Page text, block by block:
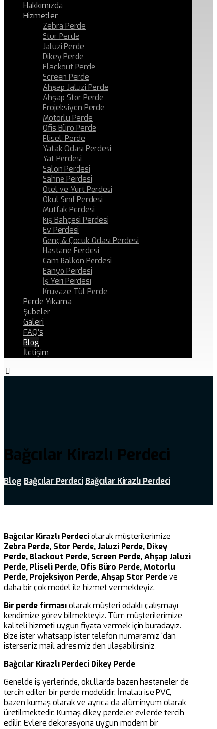
Hakkımızda
Hizmetler
Zebra Perde
Stor Perde
Jaluzi Perde
Dikey Perde
Blackout Perde
Screen Perde
Ahşap Jaluzi Perde
Ahşap Stor Perde
Projeksiyon Perde
Motorlu Perde
Ofis Büro Perde
Pliseli Perde
Yatak Odası Perdesi
Yat Perdesi
Salon Perdesi
Sahne Perdesi
Otel ve Yurt Perdesi
Okul Sınıf Perdesi
Mutfak Perdesi
Kış Bahçesi Perdesi
Ev Perdesi
Genç & Çocuk Odası Perdesi
Hastane Perdesi
Cam Balkon Perdesi
Banyo Perdesi
İş Yeri Perdesi
Kruvaze Tül Perde
Perde Yıkama
Şubeler
Galeri
FAQ’s
Blog
İletişim
Bağcılar Kirazlı Perdeci
Blog Bağcılar Perdeci Bağcılar Kirazlı Perdeci
Bağcılar Kirazlı Perdeciolarak müşterilerimize
Zebra Perde, Stor Perde, Jaluzi Perde, Dikey
Perde, Blackout Perde, Screen Perde, Ahşap Jaluzi
Perde, Pliseli Perde, Ofis Büro Perde, Motorlu
Perde, Projeksiyon Perde, Ahşap Stor Perdeve
daha bir çok model ile hizmet vermekteyiz.
Bir perde firmasıolarak müşteri odaklı çalışmayı
kendimize görev bilmekteyiz. Tüm müşterilerimize
kaliteli hizmeti uygun fiyata vermek için buradayız.
Bize ister whatsapp ister telefon numaramız ‘dan
isterseniz mail adresimiz den ulaşabilirsiniz.
Bağcılar Kirazlı Perdeci Dikey Perde
Genelde iş yerlerinde, okullarda bazen hastaneler de
tercih edilen bir perde modelidir. İmalatı ise PVC,
bazen kumaş olarak ve ayrıca da alüminyum olarak
üretilmektedir. Kumaş dikey perdeler evlerde tercih
edilir. Evlere dekorasyona uygun modern bir